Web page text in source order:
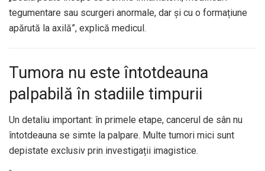
tegumentare sau scurgeri anormale, dar și cu o formațiune
apărută la axilă”, explică medicul.
Tumora nu este întotdeauna
palpabilă în stadiile timpurii
Un detaliu important: în primele etape, cancerul de sân nu
întotdeauna se simte la palpare. Multe tumori mici sunt
depistate exclusiv prin investigații imagistice.